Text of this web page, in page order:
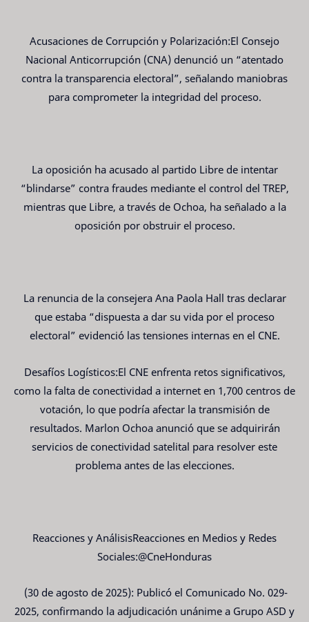
Acusaciones de Corrupción y Polarización:El Consejo
Nacional Anticorrupción (CNA) denunció un “atentado
contra la transparencia electoral”, señalando maniobras
para comprometer la integridad del proceso.
La oposición ha acusado al partido Libre de intentar
“blindarse” contra fraudes mediante el control del TREP,
mientras que Libre, a través de Ochoa, ha señalado a la
oposición por obstruir el proceso.
La renuncia de la consejera Ana Paola Hall tras declarar
que estaba “dispuesta a dar su vida por el proceso
electoral” evidenció las tensiones internas en el CNE.
Desafíos Logísticos:El CNE enfrenta retos significativos,
como la falta de conectividad a internet en 1,700 centros de
votación, lo que podría afectar la transmisión de
resultados. Marlon Ochoa anunció que se adquirirán
servicios de conectividad satelital para resolver este
problema antes de las elecciones.
Reacciones y AnálisisReacciones en Medios y Redes
Sociales:@CneHonduras
(30 de agosto de 2025): Publicó el Comunicado No. 029-
2025, confirmando la adjudicación unánime a Grupo ASD y